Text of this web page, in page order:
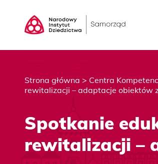
Strona główna > Centra
rewitalizacji – adaptacje obiektów
Spotkanie
rewitalizacji –